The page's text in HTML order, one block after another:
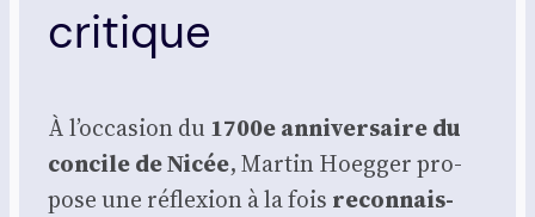
critique
À l’occasion du 1700e anni­ver­saire du
concile de Nicée, Mar­tin Hoeg­ger pro­
pose une réflexion à la fois recon­nais­